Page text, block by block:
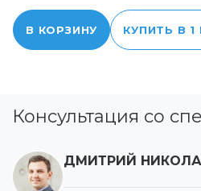
В КОРЗИНУ КУПИТЬ В 1
Консультация со
ДМИТРИЙ